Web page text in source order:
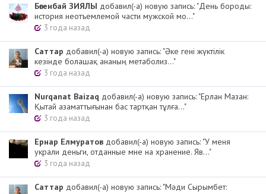
Бөгенбай ЗИЯЛЫ добавил(-а) новую запись: "День бороды:
история неотъемлемой части мужской мо..."
3 года назад
Cаттар добавил(-а) новую запись: "Әке гені жүктілік
кезінде болашақ ананың метаболиз..."
3 года назад
Nurqanat Baizaq добавил(-а) новую запись: "Ерлан Мазан:
Қытай азаматтығынан бас тартқан тұлға..."
3 года назад
Ернар Елмуратов добавил(-а) новую запись: "У меня
украли деньги, отданные мне на хранение. Яв..."
3 года назад
Cаттар добавил(-а) новую запись: "Мәди Сырымбет: